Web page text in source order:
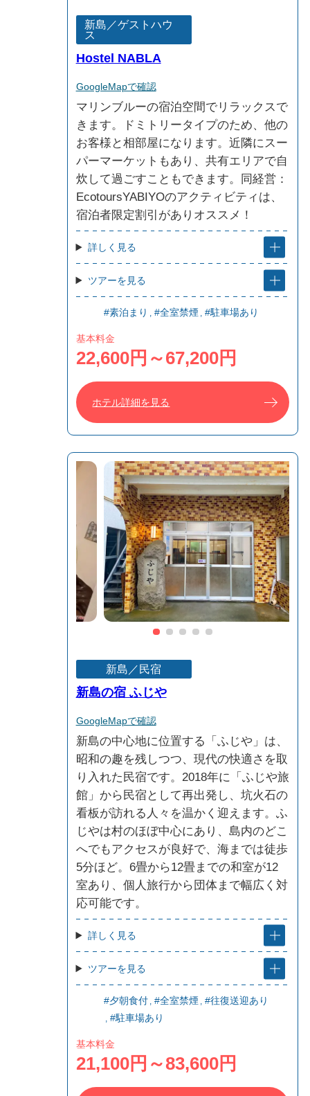
新島／ゲストハウ
ス
Hostel NABLA
GoogleMapで確認
マリンブルーの宿泊空間でリラックスで
きます。ドミトリータイプのため、他の
お客様と相部屋になります。近隣にスー
パーマーケットもあり、共有エリアで自
炊して過ごすこともできます。同経営：
EcotoursYABIYOのアクティビティは、
宿泊者限定割引がありオススメ！
詳しく見る
ツアーを見る
#素泊まり #全室禁煙 #駐車場あり
基本料金
22,600円～67,200円
ホテル詳細を見る
新島／民宿
​新島の宿 ふじや
GoogleMapで確認
新島の中心地に位置する「ふじや」は、
昭和の趣を残しつつ、現代の快適さを取
り入れた民宿です。2018年に「ふじや旅
館」から民宿として再出発し、坑火石の
看板が訪れる人々を温かく迎えます。ふ
じやは村のほぼ中心にあり、島内のどこ
へでもアクセスが良好で、海までは徒歩
5分ほど。6畳から12畳までの和室が12
室あり、個人旅行から団体まで幅広く対
応可能です。
詳しく見る
ツアーを見る
#夕朝食付 #全室禁煙 #往復送迎あり
#駐車場あり
基本料金
21,100円～83,600円